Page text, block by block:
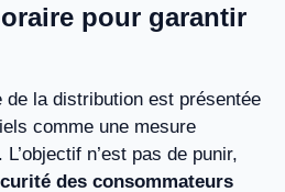
pour garantir
de la distribution est présentée
comme une mesure
n’est pas de punir,
des consommateurs